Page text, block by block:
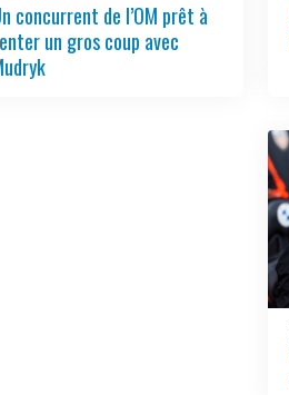
concurrent de l’OM prêt à
un gros coup avec